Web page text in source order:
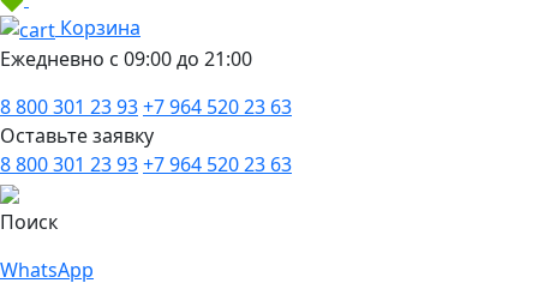
Корзина
Ежедневно с 09:00 до 21:00
8 800 301 23 93+7 964 520 23 63
Оставьте заявку
8 800 301 23 93+7 964 520 23 63
Поиск
WhatsApp